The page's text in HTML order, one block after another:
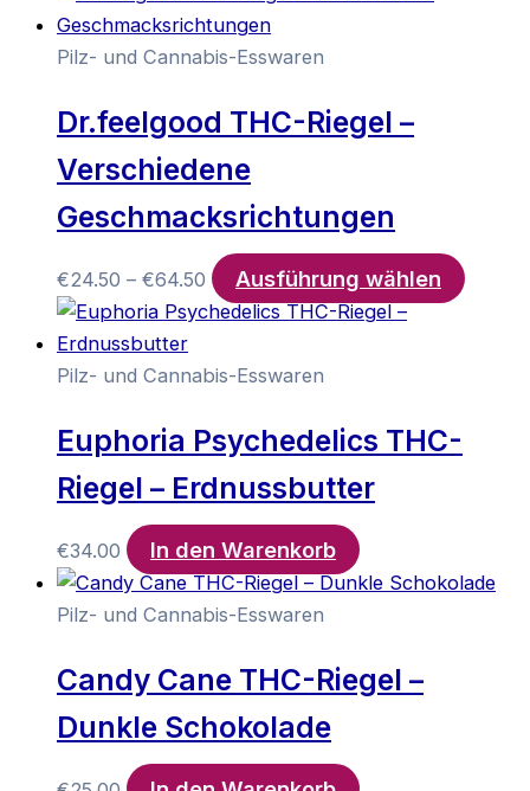
Pilz- und Cannabis-Esswaren
Dr.feelgood THC-Riegel –
Verschiedene
Geschmacksrichtungen
€24.50 – €64.50 Preisspanne:
€24.50
€64.50
Ausführung wählen
Dieses
der
Pilz- und Cannabis-Esswaren
Euphoria Psychedelics THC-
Riegel – Erdnussbutter
€34.00 In den Warenkorb
Pilz- und Cannabis-Esswaren
Candy Cane THC-Riegel –
Dunkle Schokolade